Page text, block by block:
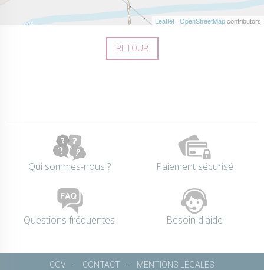
Leaflet | OpenStreetMapcontributors
RETOUR
Qui sommes-nous ? Paiement sécurisé
Questions fréquentes Besoin d'aide
CGV CONTACT MENTIONS LÉGALES